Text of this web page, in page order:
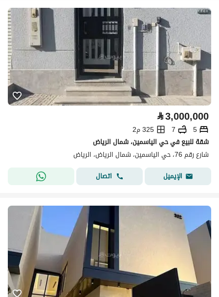
⃁3,000,000
5
7
325 م2
شقة للبيع في حي الياسمين، شمال الرياض
شارع رقم 76، حي الياسمين، شمال الرياض، الرياض
الإيميل
اتصال